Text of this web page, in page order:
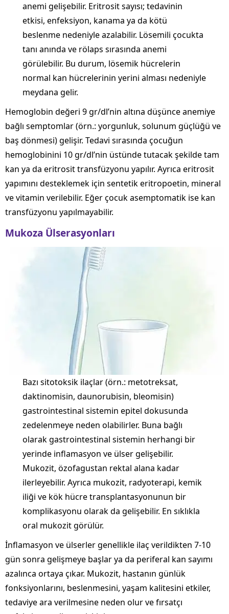
anemi gelişebilir. Eritrosit sayısı; tedavinin
etkisi, enfeksiyon, kanama ya da kötü
beslenme nedeniyle azalabilir. Lösemili çocukta
tanı anında ve rölaps sırasında anemi
görülebilir. Bu durum, lösemik hücrelerin
normal kan hücrelerinin yerini alması nedeniyle
meydana gelir.
Hemoglobin değeri 9 gr/dl’nin altına düşünce anemiye
bağlı semptomlar (örn.: yorgunluk, solunum güçlüğü ve
baş dönmesi) gelişir. Tedavi sırasında çocuğun
hemoglobinini 10 gr/dl’nin üstünde tutacak şekilde tam
kan ya da eritrosit transfüzyonu yapılır. Ayrıca eritrosit
yapımını desteklemek için sentetik eritropoetin, mineral
ve vitamin verilebilir. Eğer çocuk asemptomatik ise kan
transfüzyonu yapılmayabilir.
Mukoza Ülserasyonları
Bazı sitotoksik ilaçlar (örn.: metotreksat,
daktinomisin, daunorubisin, bleomisin)
gastrointestinal sistemin epitel dokusunda
zedelenmeye neden olabilirler. Buna bağlı
olarak gastrointestinal sistemin herhangi bir
yerinde inflamasyon ve ülser gelişebilir.
Mukozit, özofagustan rektal alana kadar
ilerleyebilir. Ayrıca mukozit, radyoterapi, kemik
iliği ve kök hücre transplantasyonunun bir
komplikasyonu olarak da gelişebilir. En sıklıkla
oral mukozit görülür.
İnflamasyon ve ülserler genellikle ilaç verildikten 7-10
gün sonra gelişmeye başlar ya da periferal kan sayımı
azalınca ortaya çıkar. Mukozit, hastanın günlük
fonksiyonlarını, beslenmesini, yaşam kalitesini etkiler,
tedaviye ara verilmesine neden olur ve fırsatçı